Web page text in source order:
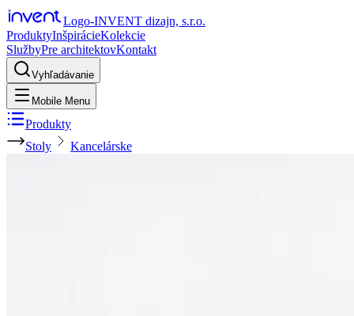
Logo-INVENT dizajn, s.r.o.
ProduktyInšpirácieKolekcie
SlužbyPre architektovKontakt
Vyhľadávanie
Mobile Menu
Produkty
Stoly
Kancelárske